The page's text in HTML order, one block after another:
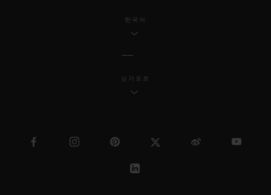
한국어
싱가포르